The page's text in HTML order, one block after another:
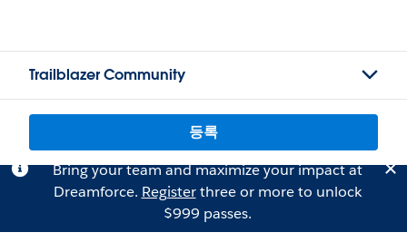
Trailblazer Community
등록
Bring your team and maximize your impact at
Dreamforce. Registerthree or more to unlock
$999 passes.